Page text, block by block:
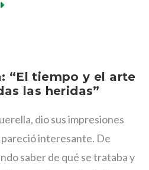
“El tiempo y el arte
las heridas”
dio sus impresiones
interesante. De
saber de qué se trataba y